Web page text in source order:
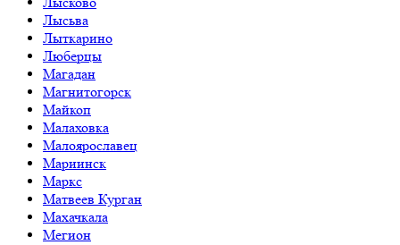
Лысьва
Лыткарино
Люберцы
Магадан
Магнитогорск
Майкоп
Малаховка
Малоярославец
Мариинск
Маркс
Матвеев Курган
Махачкала
Мегион